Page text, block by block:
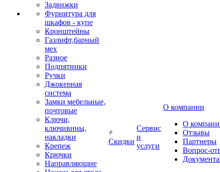
Задвижки
Фурнитура для
шкафов - купе
Кронштейны
Газлифт,барный
мех
Разное
Подпятники
Ручки
Джокерная
система
Замки мебельные,
почтовые
Ключи,
ключивины,
накладки
Крепеж
Крючки
Направляющие
Скидки
Сервис
и
услуги
О компании
О
Отзывы
Партнеры
Вопрос-